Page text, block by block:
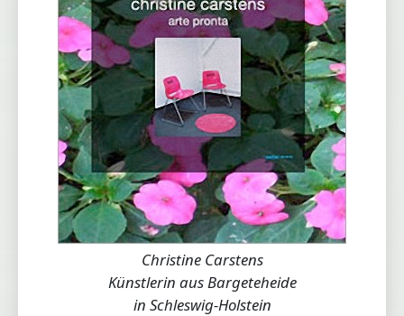
Christine Carstens
Künstlerin aus Bargeteheide
in Schleswig-Holstein